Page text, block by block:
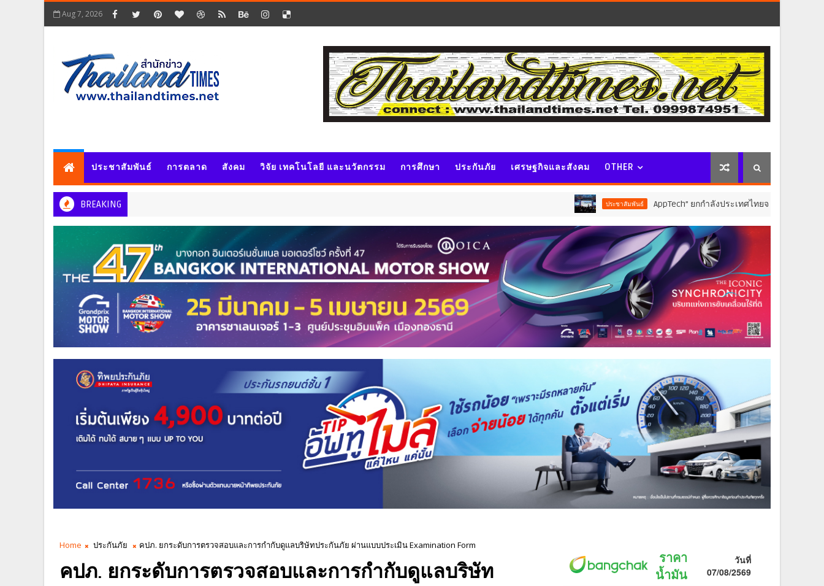
Aug 7, 2026
ประชาสัมพันธ์ การตลาด สังคม วิจัย เทคโนโลยี และนวัตกรรม การศึกษา ประกันภัย เศรษฐกิจและสังคม OTHER
BREAKING ประชาสัมพันธ์ AppTech”​ ยกกำลังประเทศไทยจากฐานราก เมื่อเทคโนโ
Home ประกันภัย คปภ. ยกระดับการตรวจสอบและการกำกับดูแลบริษัทประกันภัย ผ่านแบบประเมิน Examination Form
คปภ. ยกระดับการตรวจสอบและการกำกับดูแลบริษัท